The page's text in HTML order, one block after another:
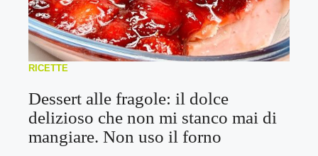
RICETTE
Dessert alle fragole: il dolce
delizioso che non mi stanco mai di
mangiare. Non uso il forno